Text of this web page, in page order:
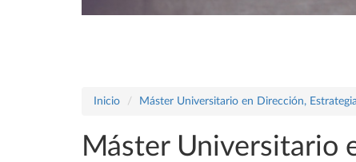
Inicio Máster Universitario en Dirección,
Máster Universitario